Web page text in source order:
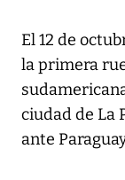
El 12 de
la primera
ciudad de La
ante